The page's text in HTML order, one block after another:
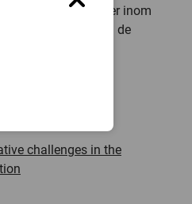
mer inom
möta och bekräfta de
challenges in the